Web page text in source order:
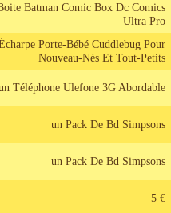
Batman Comic Box Dc Comics
Ultra Pro
Porte-Bébé Cuddlebug Pour
Nouveau-Nés Et Tout-Petits
Téléphone Ulefone 3G Abordable
un Pack De Bd Simpsons
un Pack De Bd Simpsons
5 €